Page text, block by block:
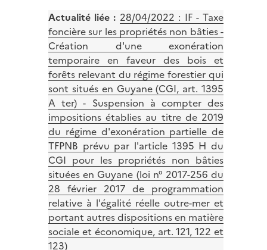
Actualité liée : 28/04/2022 : IF - Taxe
foncière sur les propriétés non bâties -
Création d'une exonération
temporaire en faveur des bois et
forêts relevant du régime forestier qui
sont situés en Guyane (CGI, art. 1395
A ter) - Suspension à compter des
impositions établies au titre de 2019
du régime d'exonération partielle de
TFPNB prévu par l'article 1395 H du
CGI pour les propriétés non bâties
situées en Guyane (loi n° 2017-256 du
28 février 2017 de programmation
relative à l'égalité réelle outre-mer et
portant autres dispositions en matière
sociale et économique, art. 121, 122 et
123)